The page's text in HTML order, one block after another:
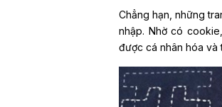
Chẳng hạn, những
nhập. Nhờ có
được cá nhân hóa và